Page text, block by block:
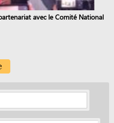
avec le Comité National